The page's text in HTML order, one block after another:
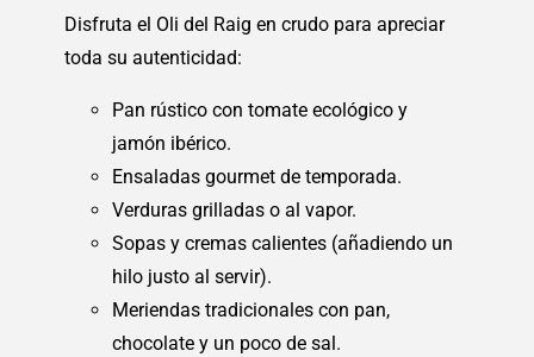
Disfruta el Oli del Raig en crudo para apreciar
toda su autenticidad:
Pan rústico con tomate ecológico y
jamón ibérico.
Ensaladas gourmet de temporada.
Verduras grilladas o al vapor.
Sopas y cremas calientes (añadiendo un
hilo justo al servir).
Meriendas tradicionales con pan,
chocolate y un poco de sal.